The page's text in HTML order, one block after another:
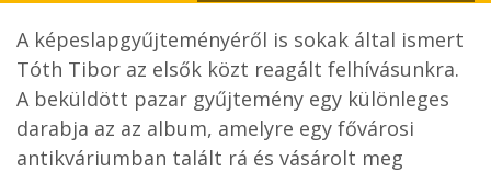
A képeslapgyűjteményéről is sokak által ismert
Tóth Tibor az elsők közt reagált felhívásunkra.
A beküldött pazar gyűjtemény egy különleges
darabja az az album, amelyre egy fővárosi
antikváriumban talált rá és vásárolt meg